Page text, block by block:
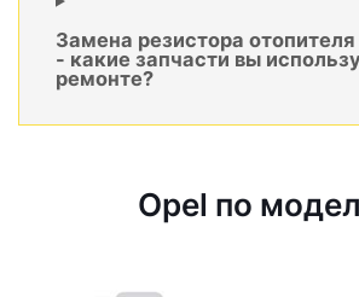
Замена резистора
- какие запчасти вы
ремонте?
Opel по